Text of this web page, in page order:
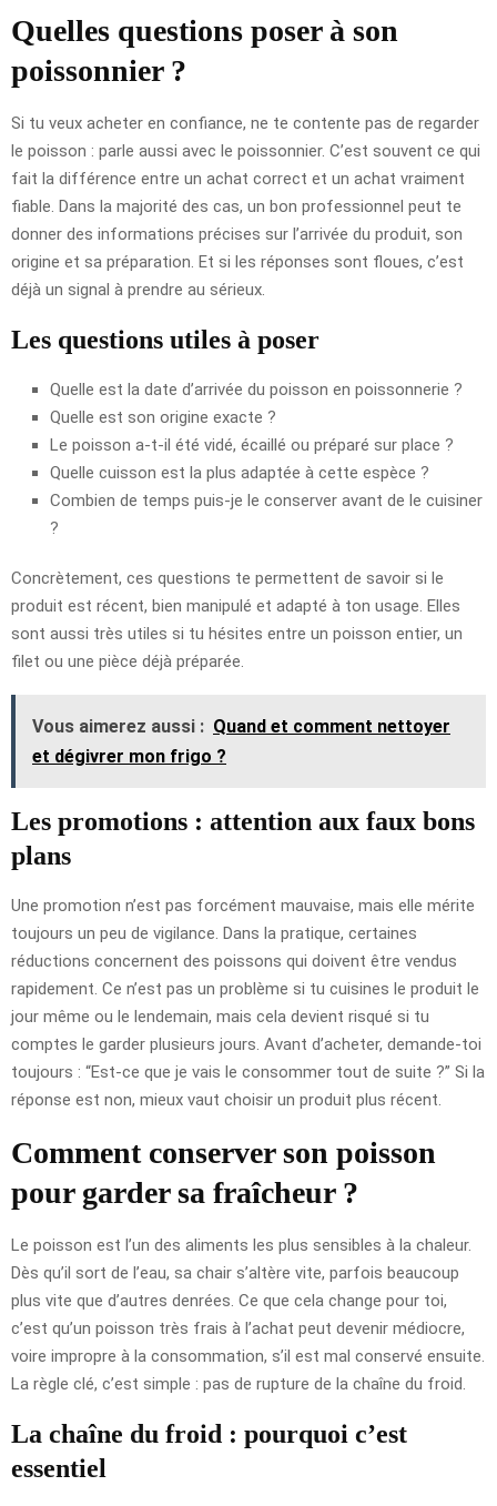
Quelles questions poser à son
poissonnier ?
Si tu veux acheter en confiance, ne te contente pas de regarder
le poisson : parle aussi avec le poissonnier. C’est souvent ce qui
fait la différence entre un achat correct et un achat vraiment
fiable. Dans la majorité des cas, un bon professionnel peut te
donner des informations précises sur l’arrivée du produit, son
origine et sa préparation. Et si les réponses sont floues, c’est
déjà un signal à prendre au sérieux.
Les questions utiles à poser
Quelle est la date d’arrivée du poisson en poissonnerie ?
Quelle est son origine exacte ?
Le poisson a-t-il été vidé, écaillé ou préparé sur place ?
Quelle cuisson est la plus adaptée à cette espèce ?
Combien de temps puis-je le conserver avant de le cuisiner
?
Concrètement, ces questions te permettent de savoir si le
produit est récent, bien manipulé et adapté à ton usage. Elles
sont aussi très utiles si tu hésites entre un poisson entier, un
filet ou une pièce déjà préparée.
Vous aimerez aussi : Quand et comment nettoyer
et dégivrer mon frigo ?
Les promotions : attention aux faux bons
plans
Une promotion n’est pas forcément mauvaise, mais elle mérite
toujours un peu de vigilance. Dans la pratique, certaines
réductions concernent des poissons qui doivent être vendus
rapidement. Ce n’est pas un problème si tu cuisines le produit le
jour même ou le lendemain, mais cela devient risqué si tu
comptes le garder plusieurs jours. Avant d’acheter, demande-toi
toujours : “Est-ce que je vais le consommer tout de suite ?” Si la
réponse est non, mieux vaut choisir un produit plus récent.
Comment conserver son poisson
pour garder sa fraîcheur ?
Le poisson est l’un des aliments les plus sensibles à la chaleur.
Dès qu’il sort de l’eau, sa chair s’altère vite, parfois beaucoup
plus vite que d’autres denrées. Ce que cela change pour toi,
c’est qu’un poisson très frais à l’achat peut devenir médiocre,
voire impropre à la consommation, s’il est mal conservé ensuite.
La règle clé, c’est simple : pas de rupture de la chaîne du froid.
La chaîne du froid : pourquoi c’est
essentiel